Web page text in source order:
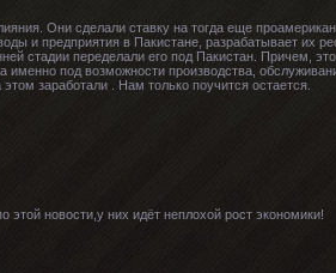
Они сделали ставку на тогда еще
и предприятия в Пакистане, разрабатывает их
стадии переделали его под Пакистан. Причем,
под возможности производства,
заработали . Нам только поучится остается.
новости,у них идёт неплохой рост экономики!